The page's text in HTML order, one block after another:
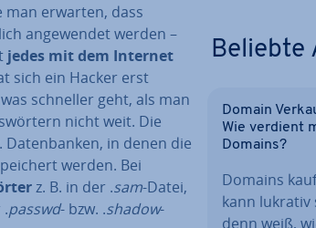
erwarten, dass
an­ge­wen­det werden –
jedes mit dem Internet
sich ein Hacker erst
schneller geht, als man
nicht weit. Die
in denen die
werden. Bei
z. B. in der .sam-Datei,
passwd- bzw. .shadow-
Beliebte
Domain
Wie verdient
Domains?
Domains
kann lukrativ
denn weiß,